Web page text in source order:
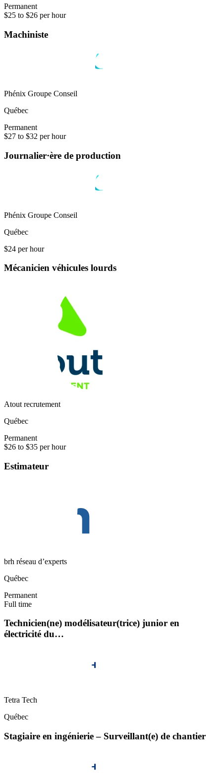
Permanent
$25 to $26 per hour
Machiniste
Phénix Groupe Conseil
Québec
Permanent
$27 to $32 per hour
Journalier·ère de production
Phénix Groupe Conseil
Québec
$24 per hour
Mécanicien véhicules lourds
Atout recrutement
Québec
Permanent
$26 to $35 per hour
Estimateur
brh réseau d’experts
Québec
Permanent
Full time
Technicien(ne) modélisateur(trice) junior en
électricité du…
Tetra Tech
Québec
Stagiaire en ingénierie – Surveillant(e) de chantier